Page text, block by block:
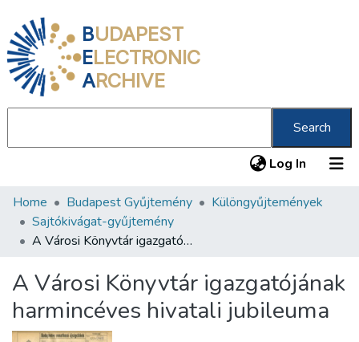
BUDAPEST
ELECTRONIC
ARCHIVE
Search
Log In (current)
Communities & Collections
All of DSpace
About us
Home Budapest Gyűjtemény
Különgyűjtemények
Sajtókivágat-gyűjtemény
A Városi Könyvtár igazgatójának harmincéves hivatali jubileuma
A Városi Könyvtár igazgatójának
harmincéves hivatali jubileuma